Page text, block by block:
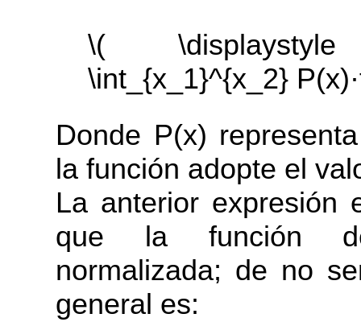
\(
\int_{x_1}^{x_2}
Donde P(x)
la función adopte el
La anterior expresión
que la función
normalizada; de no
general es: